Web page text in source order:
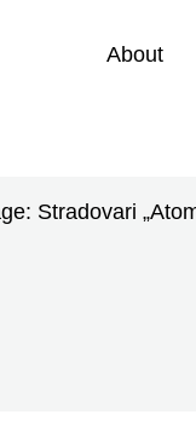
About
Stradovari